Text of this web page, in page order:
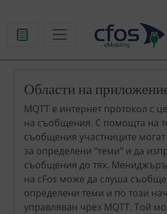
Области на
MQTT е интернет протокол с
на съобщения. С помощта на
съобщения участниците
за определени "теми" и да
съобщения до тях.
на cFos може да слуша
определени теми и по този
управляван чрез MQTT. Той